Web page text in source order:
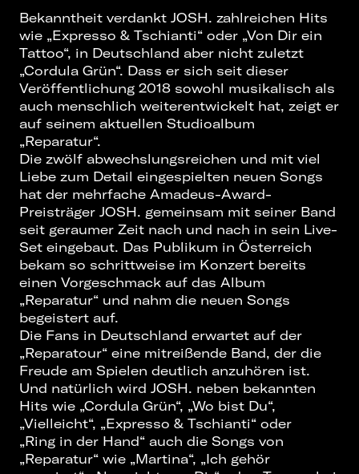
Bekanntheit verdankt JOSH. zahlreichen Hits
wie „Expresso & Tschianti“ oder „Von Dir ein
Tattoo“, in Deutschland aber nicht zuletzt
„Cordula Grün“. Dass er sich seit dieser
Veröffentlichung 2018 sowohl musikalisch als
auch menschlich weiterentwickelt hat, zeigt er
auf seinem aktuellen Studioalbum
„Reparatur“.
Die zwölf abwechslungsreichen und mit viel
Liebe zum Detail eingespielten neuen Songs
hat der mehrfache Amadeus-Award-
Preisträger JOSH. gemeinsam mit seiner Band
seit geraumer Zeit nach und nach in sein Live-
Set eingebaut. Das Publikum in Österreich
bekam so schrittweise im Konzert bereits
einen Vorgeschmack auf das Album
„Reparatur“ und nahm die neuen Songs
begeistert auf.
Die Fans in Deutschland erwartet auf der
„Reparatour“ eine mitreißende Band, der die
Freude am Spielen deutlich anzuhören ist.
Und natürlich wird JOSH. neben bekannten
Hits wie „Cordula Grün“, „Wo bist Du“,
„Vielleicht“, „Expresso & Tschianti“ oder
„Ring in der Hand“ auch die Songs von
„Reparatur“ wie „Martina“, „Ich gehör